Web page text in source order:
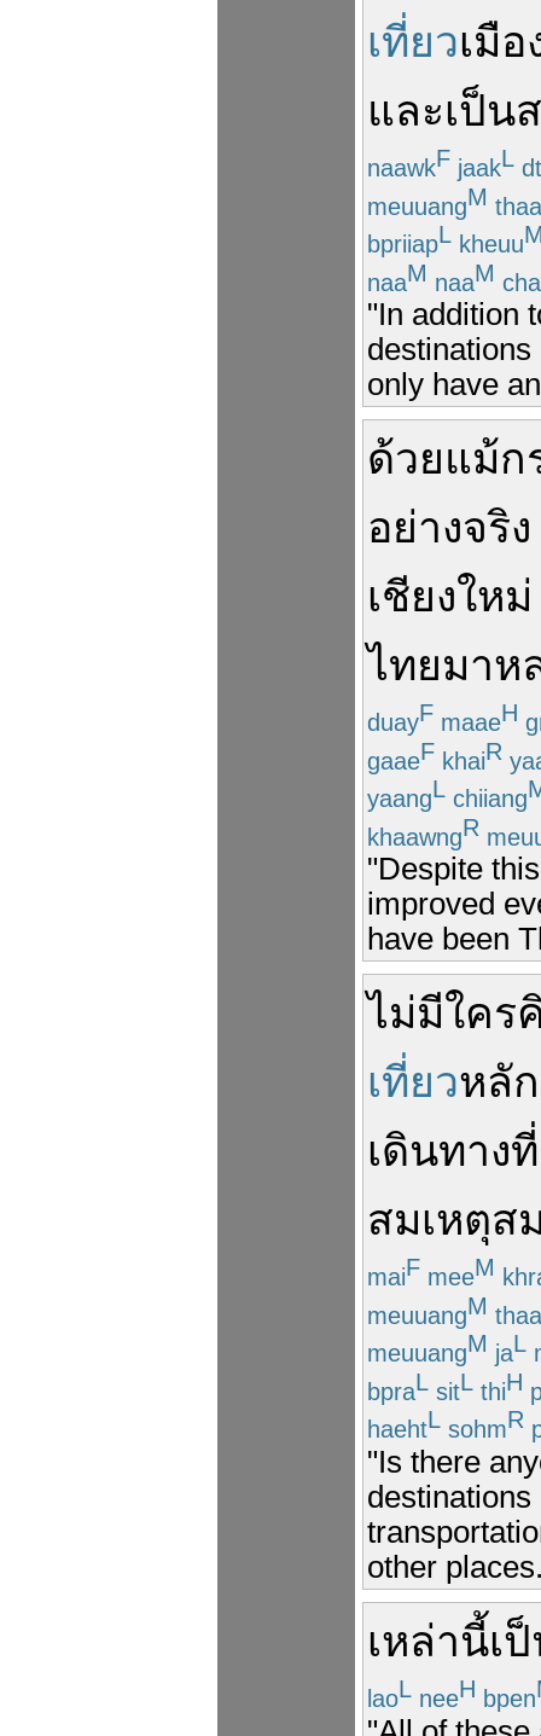
เที่ยวเมือ
และเป็น
naawkF jaakL
meuuangM
bpriiapL kheuu
naaM naaM
"In addition
only have
ด้วยแม้ก
อย่างจริง
เชียงใหม่
ไทยมาห
duayF maaeH
gaaeF khaiR
yaangL chiiang
khaawngR
"Despite
improved
have been
ไม่มีใคร
เที่ยวหลัก
เดินทาง
สมเหตุส
maiF meeM
meuuangM
meuuangM jaL
bpraL sitL thiH
haehtL sohmR
"Is there
other
เหล่านี้เ
laoL neeH bpen